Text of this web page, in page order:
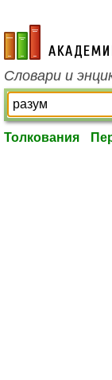
academic.ru
Словари и
Толкования